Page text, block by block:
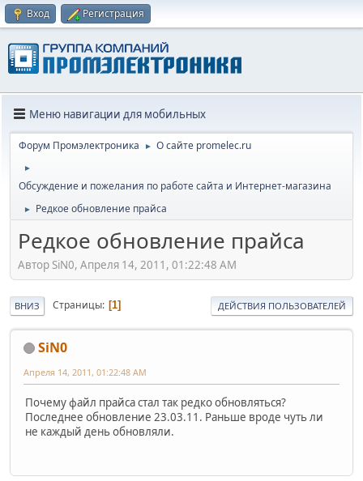
Вход Регистрация
Меню навигации для мобильных
Форум Промэлектроника ► О сайте promelec.ru
►
Обсуждение и пожелания по работе сайта и Интернет-магазина
► Редкое обновление прайса
Редкое обновление прайса
Автор SiN0, Апреля 14, 2011, 01:22:48 AM
ВНИЗ Страницы 1 ДЕЙСТВИЯ ПОЛЬЗОВАТЕЛЕЙ
SiN0
Апреля 14, 2011, 01:22:48 AM
Почему файл прайса стал так редко обновляться?
Последнее обновление 23.03.11. Раньше вроде чуть ли
не каждый день обновляли.